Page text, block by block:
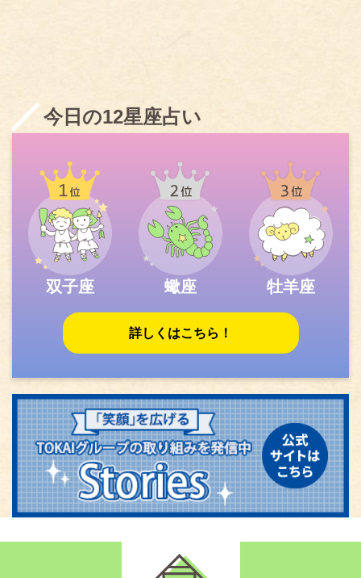
今日の12星座占い
双子座 蠍座 牡羊座
詳しくはこちら！